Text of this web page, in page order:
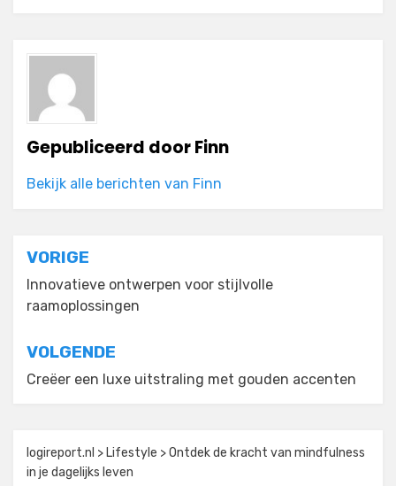
Gepubliceerd doorFinn
Bekijk alle berichten van Finn
Bericht
navigatie
VORIGE
Innovatieve ontwerpen voor stijlvolle
raamoplossingen
VOLGENDE
Creëer een luxe uitstraling met gouden accenten
logireport.nl >Lifestyle >Ontdek de kracht van mindfulness
in je dagelijks leven